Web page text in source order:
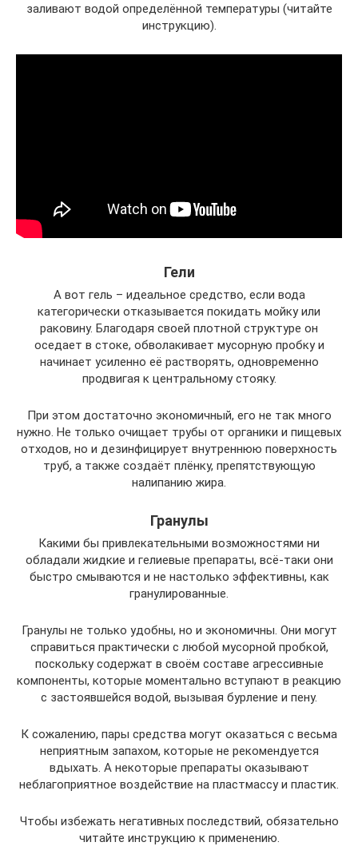
заливают водой определённой температуры (читайте
инструкцию).
Гели
А вот гель – идеальное средство, если вода
категорически отказывается покидать мойку или
раковину. Благодаря своей плотной структуре он
оседает в стоке, обволакивает мусорную пробку и
начинает усиленно её растворять, одновременно
продвигая к центральному стояку.
При этом достаточно экономичный, его не так много
нужно. Не только очищает трубы от органики и пищевых
отходов, но и дезинфицирует внутреннюю поверхность
труб, а также создаёт плёнку, препятствующую
налипанию жира.
Гранулы
Какими бы привлекательными возможностями ни
обладали жидкие и гелиевые препараты, всё-таки они
быстро смываются и не настолько эффективны, как
гранулированные.
Гранулы не только удобны, но и экономичны. Они могут
справиться практически с любой мусорной пробкой,
поскольку содержат в своём составе агрессивные
компоненты, которые моментально вступают в реакцию
с застоявшейся водой, вызывая бурление и пену.
К сожалению, пары средства могут оказаться с весьма
неприятным запахом, которые не рекомендуется
вдыхать. А некоторые препараты оказывают
неблагоприятное воздействие на пластмассу и пластик.
Чтобы избежать негативных последствий, обязательно
читайте инструкцию к применению.